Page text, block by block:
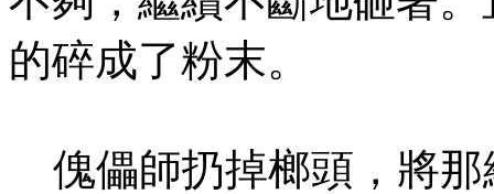
的碎成了粉末。
傀儡師扔掉榔頭，將那